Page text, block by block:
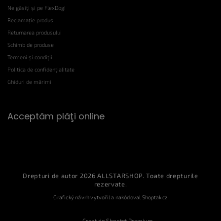
Ne găsiți și pe FlexDog!
Reclamație produs
Returnarea produsului
Schimb de produse
Termeni și condiții
Politica de confidențialitate
Ghiduri de mărimi
Acceptăm plăţi online
Drepturi de autor 2026ALLSTARSHOP. Toate drepturile
rezervate.
Grafický návrh vytvořil a nakódoval Shoptak.cz